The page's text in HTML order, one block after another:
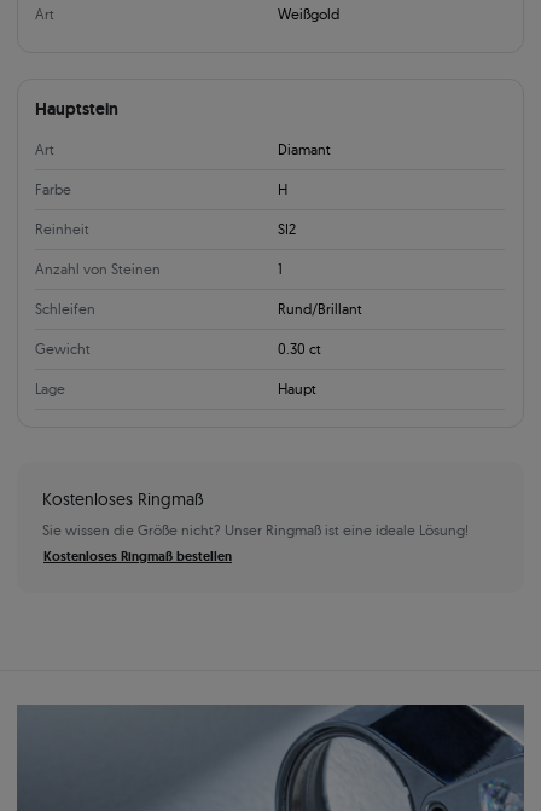
Art Weißgold
Hauptstein
Art Diamant
Farbe H
Reinheit SI2
Anzahl von Steinen 1
Schleifen Rund/Brillant
Gewicht 0.30 ct
Lage Haupt
Kostenloses Ringmaß
Sie wissen die Größe nicht? Unser Ringmaß ist eine ideale Lösung!
Kostenloses Ringmaß bestellen